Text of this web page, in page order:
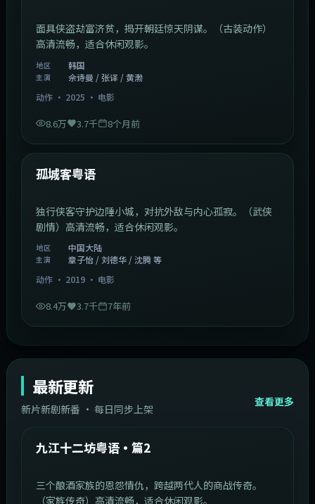
面具侠盗劫富济贫，揭开朝廷惊天阴谋。（古装动作）
高清流畅，适合休闲观影。
地区 韩国
主演
佘诗曼 / 张译 / 黄渤
动作· 2025 · 电影
8.6万 3.7千 8个月前
热门
孤城客粤语
独行侠客守护边陲小城，对抗外敌与内心孤寂。（武侠
剧情）高清流畅，适合休闲观影。
地区 中国大陆
主演
章子怡 / 刘德华 / 沈腾 等
动作· 2019· 电影
8.4万 3.7千 7年前
最新更新
新片新剧新番 · 每日同步上架
查看更多
最新
中国大陆 1:20:26
九江十二坊粤语·篇2
三个酿酒家族的恩怨情仇，跨越两代人的商战传奇。
（家族传奇）高清流畅，适合休闲观影。